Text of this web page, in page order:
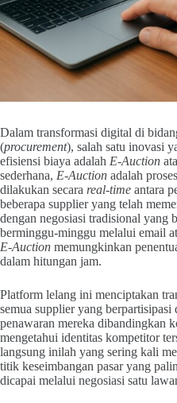
Dalam transformasi digital di
(procurement), salah satu inovasi
efisiensi biaya adalah E-Auction
sederhana, E-Auction adalah
dilakukan secara real-time antara
beberapa supplier yang telah
dengan negosiasi tradisional yang
berminggu-minggu melalui email
E-Auction memungkinkan
dalam hitungan jam.
Platform lelang ini menciptakan
semua supplier yang berpartisipasi
penawaran mereka dibandingkan
mengetahui identitas kompetitor
langsung inilah yang sering kali
titik keseimbangan pasar yang
dicapai melalui negosiasi satu